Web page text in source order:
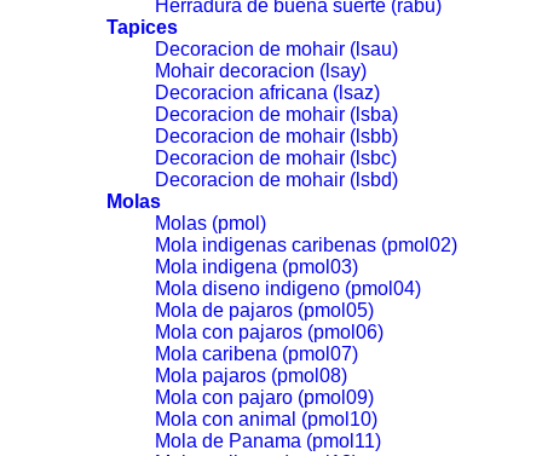
Herradura de buena suerte (rabu)
Tapices
Decoracion de mohair (lsau)
Mohair decoracion (lsay)
Decoracion africana (lsaz)
Decoracion de mohair (lsba)
Decoracion de mohair (lsbb)
Decoracion de mohair (lsbc)
Decoracion de mohair (lsbd)
Molas
Molas (pmol)
Mola indigenas caribenas (pmol02)
Mola indigena (pmol03)
Mola diseno indigeno (pmol04)
Mola de pajaros (pmol05)
Mola con pajaros (pmol06)
Mola caribena (pmol07)
Mola pajaros (pmol08)
Mola con pajaro (pmol09)
Mola con animal (pmol10)
Mola de Panama (pmol11)